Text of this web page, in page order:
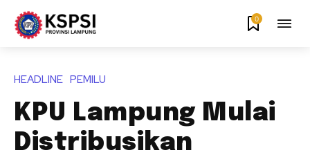
0
HEADLINE PEMILU
KPU Lampung Mulai
Distribusikan